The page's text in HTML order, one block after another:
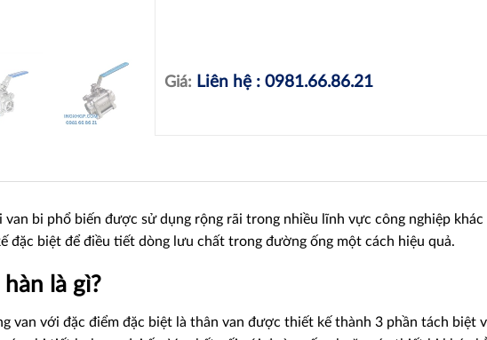
Giá: Liên hệ : 0981.66.86.21
van bi phổ biến được sử dụng rộng rãi trong nhiều lĩnh vực công nghiệp khác
đặc biệt để điều tiết dòng lưu chất trong đường ống một cách hiệu quả.
là gì?
van với đặc điểm đặc biệt là thân van được thiết kế thành 3 phần tách biệt